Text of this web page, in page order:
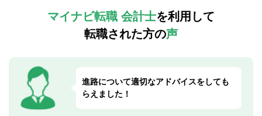
マイナビ転職 会計士を利用して
転職された方の声
進路について適切なアドバイスをしても
らえました！